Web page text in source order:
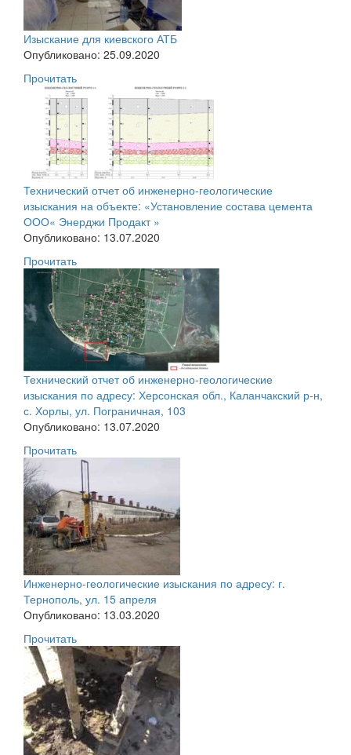
Изыскание для киевского АТБ
Опубликовано: 25.09.2020
Прочитать
Технический отчет об инженерно-геологические
изыскания на объекте: «Установление состава цемента
ООО« Энерджи Продакт »
Опубликовано: 13.07.2020
Прочитать
Технический отчет об инженерно-геологические
изыскания по адресу: Херсонская обл., Каланчакский р-н,
с. Хорлы, ул. Пограничная, 103
Опубликовано: 13.07.2020
Прочитать
Инженерно-геологические изыскания по адресу: г.
Тернополь, ул. 15 апреля
Опубликовано: 13.03.2020
Прочитать